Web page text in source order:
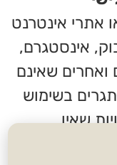
אתרי אינטרנט
אינסטגרם,
ואחרים שאינם
בשימוש
שאין